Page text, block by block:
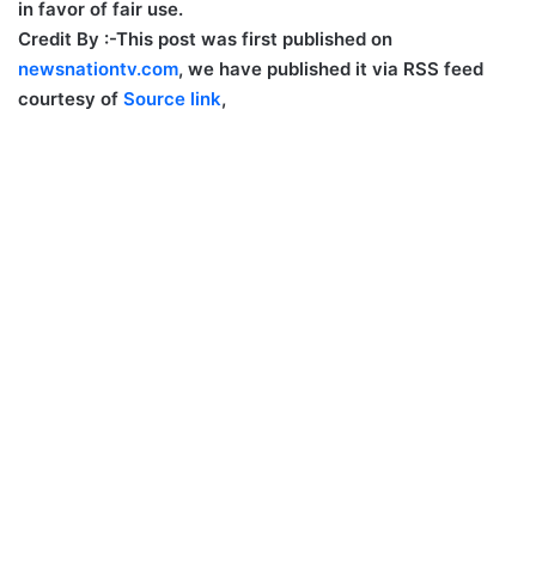
in favor of fair use.
Credit By :-This post was first published on
newsnationtv.com, we have published it via RSS feed
courtesy of Source link,